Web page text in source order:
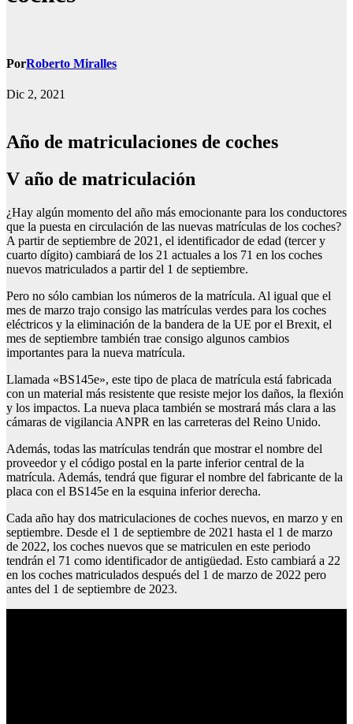
PorRoberto Miralles
Dic 2, 2021
Año de matriculaciones de coches
V año de matriculación
¿Hay algún momento del año más emocionante para los conductores
que la puesta en circulación de las nuevas matrículas de los coches?
A partir de septiembre de 2021, el identificador de edad (tercer y
cuarto dígito) cambiará de los 21 actuales a los 71 en los coches
nuevos matriculados a partir del 1 de septiembre.
Pero no sólo cambian los números de la matrícula. Al igual que el
mes de marzo trajo consigo las matrículas verdes para los coches
eléctricos y la eliminación de la bandera de la UE por el Brexit, el
mes de septiembre también trae consigo algunos cambios
importantes para la nueva matrícula.
Llamada «BS145e», este tipo de placa de matrícula está fabricada
con un material más resistente que resiste mejor los daños, la flexión
y los impactos. La nueva placa también se mostrará más clara a las
cámaras de vigilancia ANPR en las carreteras del Reino Unido.
Además, todas las matrículas tendrán que mostrar el nombre del
proveedor y el código postal en la parte inferior central de la
matrícula. Además, tendrá que figurar el nombre del fabricante de la
placa con el BS145e en la esquina inferior derecha.
Cada año hay dos matriculaciones de coches nuevos, en marzo y en
septiembre. Desde el 1 de septiembre de 2021 hasta el 1 de marzo
de 2022, los coches nuevos que se matriculen en este periodo
tendrán el 71 como identificador de antigüedad. Esto cambiará a 22
en los coches matriculados después del 1 de marzo de 2022 pero
antes del 1 de septiembre de 2023.